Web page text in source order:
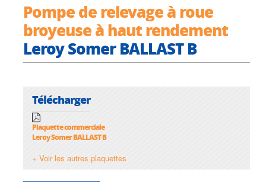
Pompe de relevage à roue
broyeuse à haut rendement
Leroy Somer BALLAST B
Télécharger
Plaquette commerciale
Leroy Somer BALLAST B
+ Voir les autres plaquettes